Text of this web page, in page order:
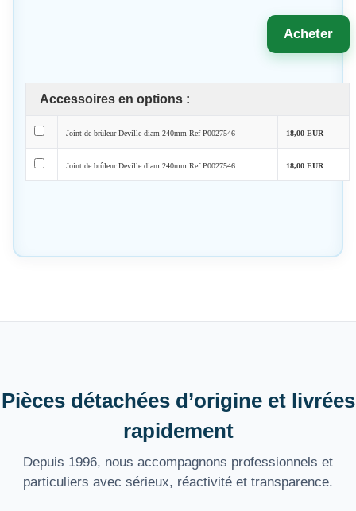
Acheter
Accessoires en options :
Joint de brûleur Deville diam 240mm Ref P0027546 18,00 EUR
Joint de brûleur Deville diam 240mm Ref P0027546 18,00 EUR
Pièces détachées d’origine et livrées
rapidement
Depuis 1996, nous accompagnons professionnels et
particuliers avec sérieux, réactivité et transparence.